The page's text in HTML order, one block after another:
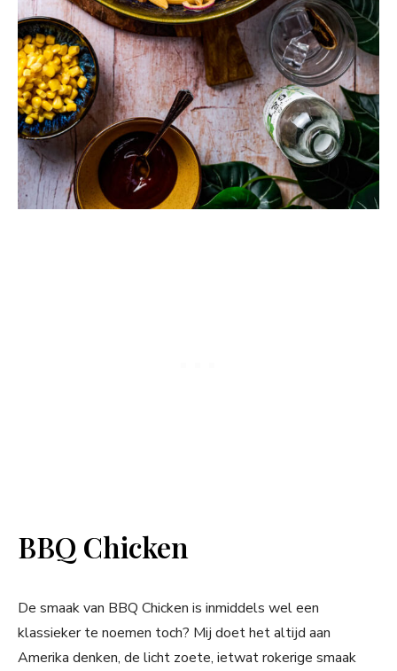
BBQ Chicken
De smaak van BBQ Chicken is inmiddels wel een
klassieker te noemen toch? Mij doet het altijd aan
Amerika denken, de licht zoete, ietwat rokerige smaak